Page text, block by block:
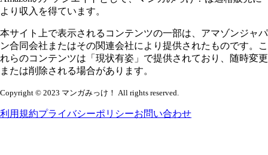
より収入を得ています。
本サイト上で表示されるコンテンツの一部は、アマゾンジャパ
ン合同会社またはその関連会社により提供されたものです。こ
れらのコンテンツは「現状有姿」で提供されており、随時変更
または削除される場合があります。
Copyright © 2023 マンガみっけ！ All rights reserved.
利用規約プライバシーポリシーお問い合わせ